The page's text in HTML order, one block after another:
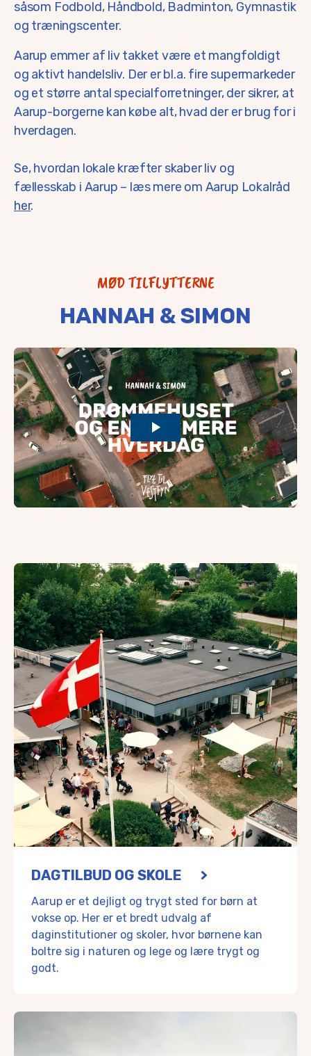
såsom Fodbold, Håndbold, Badminton, Gymnastik
og træningscenter.
Aarup emmer af liv takket være et mangfoldigt
og aktivt handelsliv. Der er bl.a. fire supermarkeder
og et større antal specialforretninger, der sikrer, at
Aarup-borgerne kan købe alt, hvad der er brug for i
hverdagen.
Se, hvordan lokale kræfter skaber liv og
fællesskab i Aarup – læs mere om Aarup Lokalråd
her.
MØD TILFLYTTERNE
HANNAH & SIMON
DAGTILBUD OG SKOLE
Aarup er et dejligt og trygt sted for børn at
vokse op. Her er et bredt udvalg af
daginstitutioner og skoler, hvor børnene kan
boltre sig i naturen og lege og lære trygt og
godt.
Dagtilbud og skole
Aarup er et dejligt og trygt sted for børn at vokse op.
Dagtilbuddene i Aarup-OMRÅDET
I Aarup finder du både kommunal dagpleje, vuggestuen
Dagtilbuddene i Aarup og omegn
Høkassen
Høkassen er en lille Rudolf Steiner gårdbørnehave og
Høkassen
Aarup Private Børnehave
Der er også masser af tryghed og omsorg til dit barn i
Aarup Private Børnehave
Er du nysgerrig på at se, hvilke andre dagtilbud Assens
Dagtilbud i Assens Kommune
Aarupskolen
Desuden er der skoletilbud fra 0. til 9. klasse på
Frøbjerg-Orte ligger lige udenfor Aarup og har en fin
Frøbjerg-Orte Friskole
Uddannelse
20 minutter fra Aarup ligger Campus Glamsbjerg,
Udover en folkeskole, to friskoler, et 10. klassecenter og